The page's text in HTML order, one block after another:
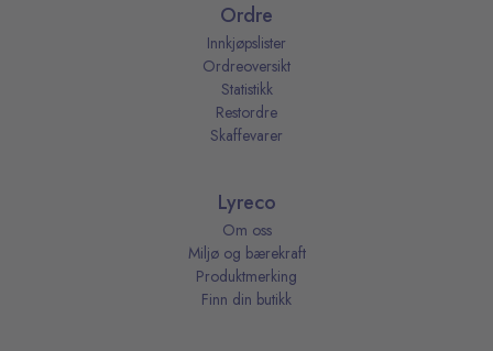
Ordre
Innkjøpslister
Ordreoversikt
Statistikk
Restordre
Skaffevarer
Lyreco
Om oss
Miljø og bærekraft
Produktmerking
Finn din butikk